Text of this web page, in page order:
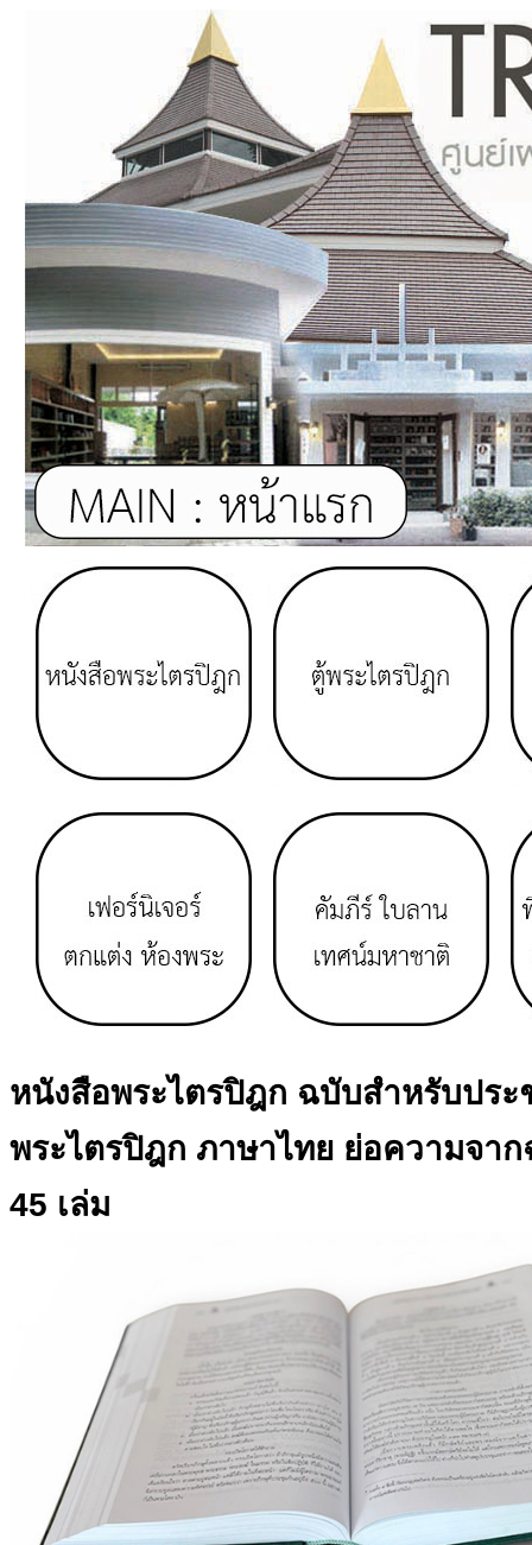
หนังสือพระไตรปิฎก ฉบับสำหรับปร
พระไตรปิฎก ภาษาไทย ย่อความจา
45 เล่ม